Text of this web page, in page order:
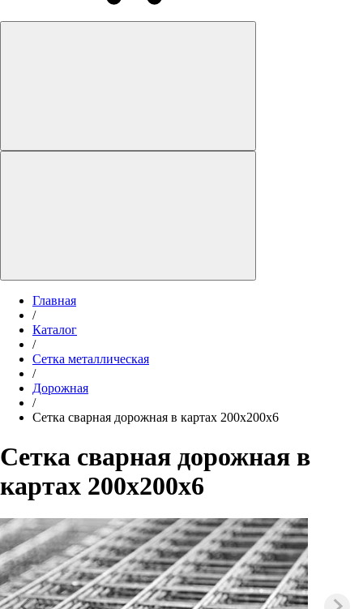
Главная
/
Каталог
/
Сетка металлическая
/
Дорожная
/
Сетка сварная дорожная в картах 200х200х6
Сетка сварная дорожная в
картах 200х200х6